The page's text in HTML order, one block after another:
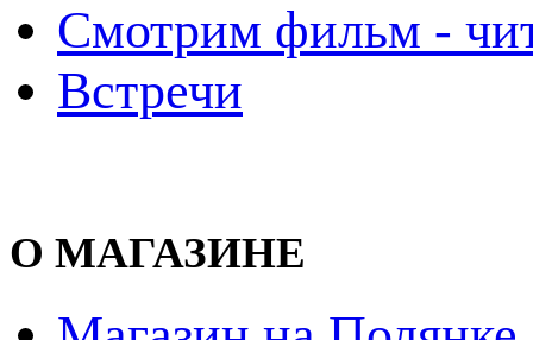
Смотрим фильм -
Встречи
О МАГАЗИНЕ